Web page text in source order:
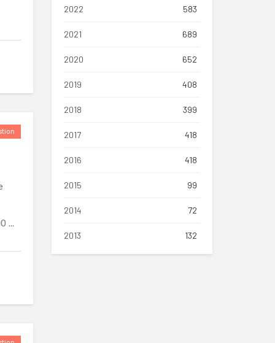
...
2022 583
2021 689
2020 652
2019 408
2018 399
2017 418
2016 418
2015 99
2014 72
2013 132